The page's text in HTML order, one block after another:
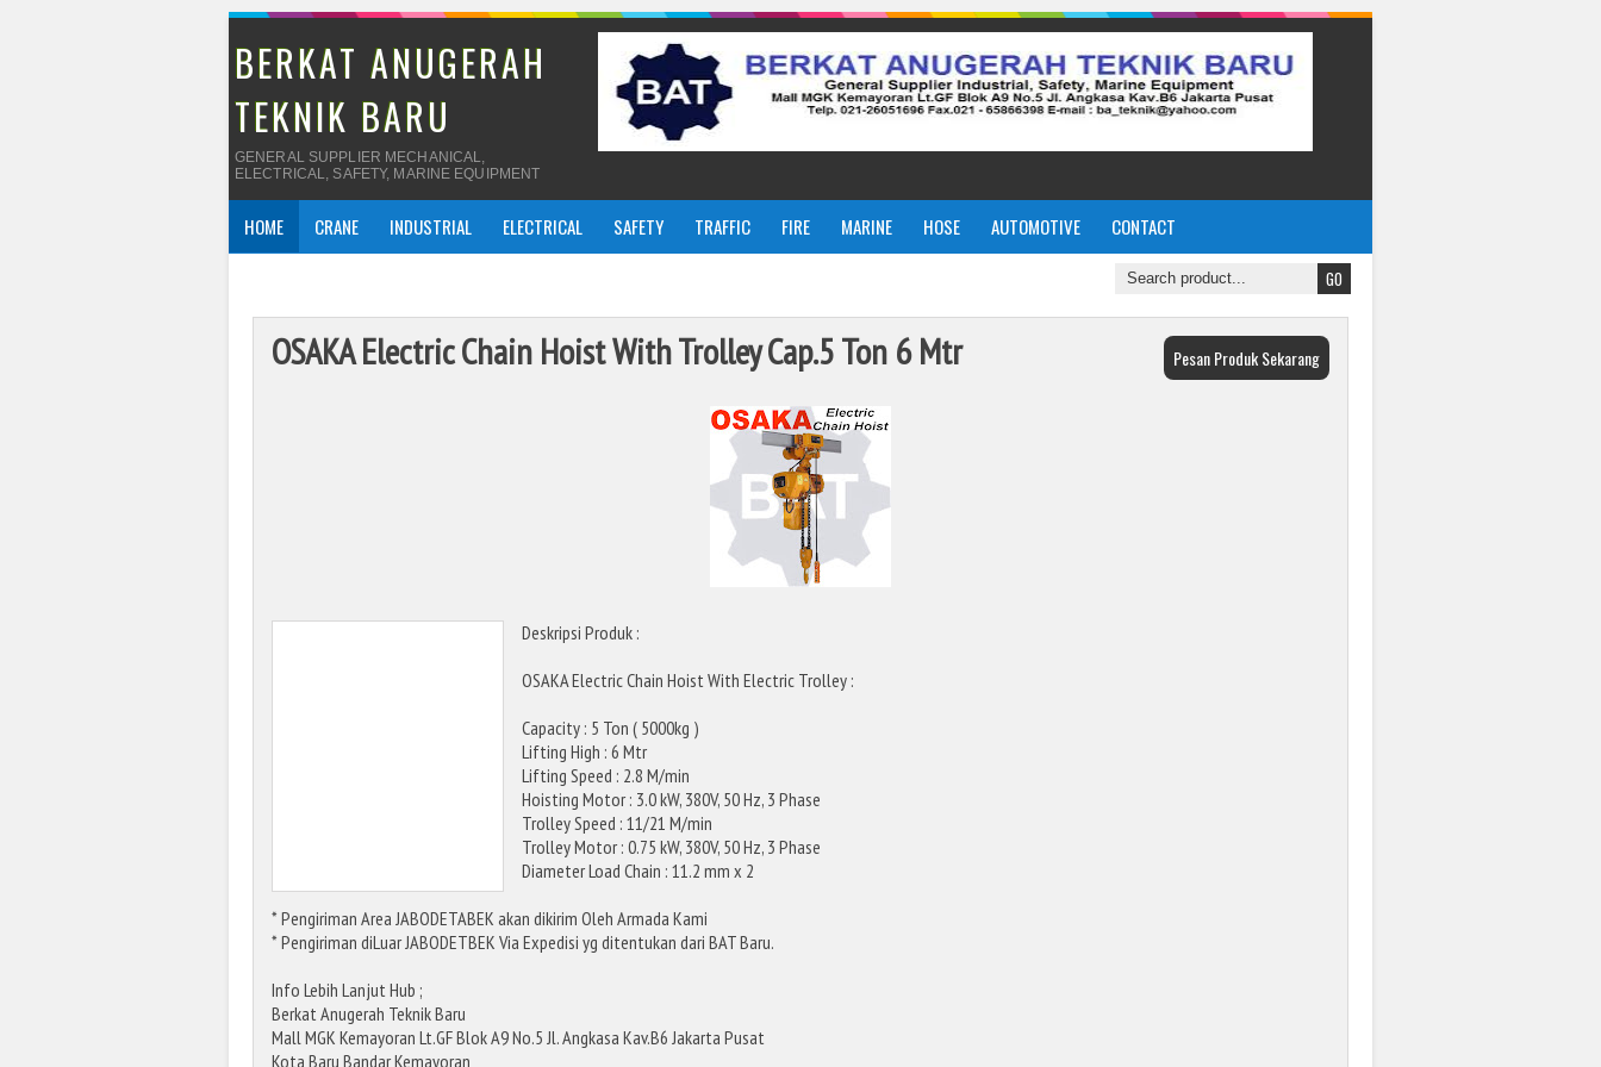
BERKAT ANUGERAH
TEKNIK BARU
GENERAL SUPPLIER MECHANICAL,
ELECTRICAL, SAFETY, MARINE EQUIPMENT
HOME CRANE INDUSTRIAL ELECTRICAL SAFETY TRAFFIC FIRE MARINE HOSE AUTOMOTIVE CONTACT
Pesan Produk Sekarang
OSAKA Electric Chain Hoist With Trolley Cap.5 Ton 6 Mtr
Deskripsi Produk :
OSAKA Electric Chain Hoist With Electric Trolley :
Capacity : 5 Ton ( 5000kg )
Lifting High : 6 Mtr
Lifting Speed : 2.8 M/min
Hoisting Motor : 3.0 kW, 380V, 50 Hz, 3 Phase
Trolley Speed : 11/21 M/min
Trolley Motor : 0.75 kW, 380V, 50 Hz, 3 Phase
Diameter Load Chain : 11.2 mm x 2
* Pengiriman Area JABODETABEK akan dikirim Oleh Armada Kami
* Pengiriman diLuar JABODETBEK Via Expedisi yg ditentukan dari BAT Baru.
Info Lebih Lanjut Hub ;
Berkat Anugerah Teknik Baru
Mall MGK Kemayoran Lt.GF Blok A9 No.5 Jl. Angkasa Kav.B6 Jakarta Pusat
Kota Baru Bandar Kemayoran